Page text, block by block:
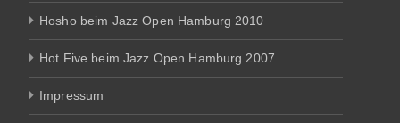
Hosho beim Jazz Open Hamburg 2010
Hot Five beim Jazz Open Hamburg 2007
Impressum